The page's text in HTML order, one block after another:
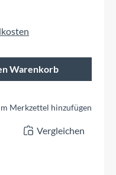
gewünschten
Warenkorb
Merkzettel hinzufügen
Vergleichen